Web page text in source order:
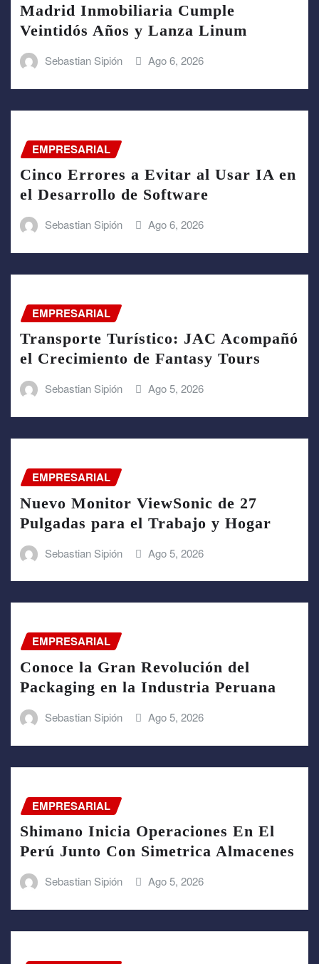
Madrid Inmobiliaria Cumple
Veintidós Años y Lanza Linum
Sebastian Sipión Ago 6, 2026
EMPRESARIAL
Cinco Errores a Evitar al Usar IA en
el Desarrollo de Software
Sebastian Sipión Ago 6, 2026
EMPRESARIAL
Transporte Turístico: JAC Acompañó
el Crecimiento de Fantasy Tours
Sebastian Sipión Ago 5, 2026
EMPRESARIAL
Nuevo Monitor ViewSonic de 27
Pulgadas para el Trabajo y Hogar
Sebastian Sipión Ago 5, 2026
EMPRESARIAL
Conoce la Gran Revolución del
Packaging en la Industria Peruana
Sebastian Sipión Ago 5, 2026
EMPRESARIAL
Shimano Inicia Operaciones En El
Perú Junto Con Simetrica Almacenes
Sebastian Sipión Ago 5, 2026